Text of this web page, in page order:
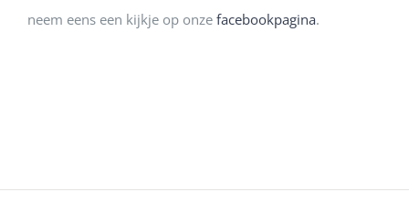
neem eens een kijkje op onze facebookpagina.